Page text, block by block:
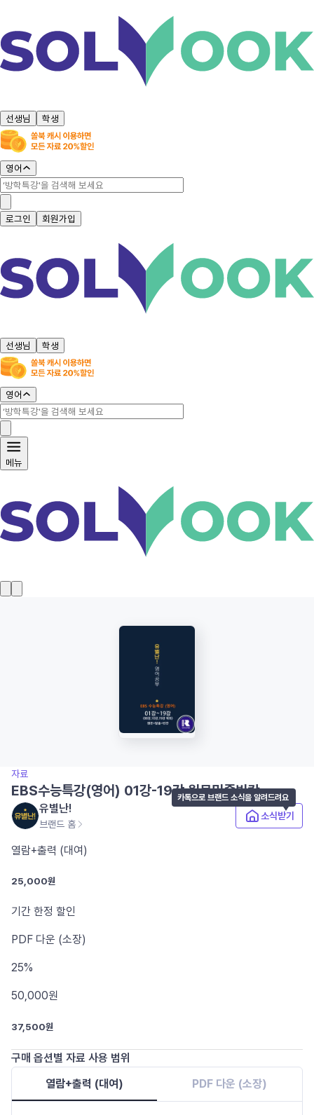
선생님 학생
영어
로그인 회원가입
선생님 학생
영어
메뉴
자료
EBS수능특강(영어) 01강-19강 원문밑줄빈칸
유별난!
브랜드 홈
소식받기
카톡으로 브랜드 소식을 알려드려요
열람+출력 (대여)
25,000원
기간 한정 할인
PDF 다운 (소장)
25%
50,000원
37,500원
구매 옵션별 자료 사용 범위
열람+출력 (대여)
PDF 다운 (소장)